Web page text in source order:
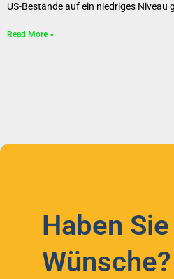
US-Bestände auf ein niedriges Niveau
Read More »
Haben
Wünsche?